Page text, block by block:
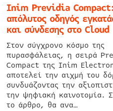
Inim Previdia
απόλυτος οδηγός
και σύνδεσης στο Cloud
Στον σύγχρονο κόσμο της
πυρασφάλειας, η σειρά
Compact της Inim
αποτελεί την αιχμή του
συνδυάζοντας την
την ψηφιακή καινοτομία.
το άρθρο, θα ανα…